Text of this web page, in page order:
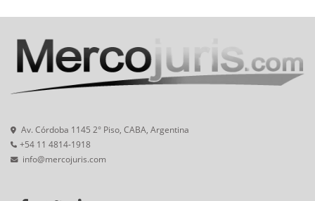
Av. Córdoba 1145 2° Piso, CABA, Argentina
+54 11 4814-1918
info@mercojuris.com